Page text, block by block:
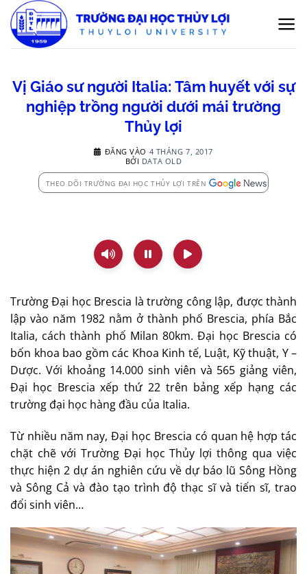
qua
nội
Vị Giáo sư người Italia: Tâm huyết với sự
nghiệp trồng người dưới mái trường
Thủy lợi
ĐĂNG VÀO 4 THÁNG 7, 2017
BỞI DATA OLD
THEO DÕI TRƯỜNG ĐẠI HỌC THỦY LỢI TRÊN
Trường Đại học Brescia là trường công lập, được thành
lập vào năm 1982 nằm ở thành phố Brescia, phía Bắc
Italia, cách thành phố Milan 80km. Đại học Brescia có
bốn khoa bao gồm các Khoa Kinh tế, Luật, Kỹ thuật, Y –
Dược. Với khoảng 14.000 sinh viên và 565 giảng viên,
Đại học Brescia xếp thứ 22 trên bảng xếp hạng các
trường đại học hàng đầu của Italia.
Từ nhiều năm nay, Đại học Brescia có quan hệ hợp tác
chặt chẽ với Trường Đại học Thủy lợi thông qua việc
thực hiện 2 dự án nghiên cứu về dự báo lũ Sông Hồng
và Sông Cả và đào tạo trình độ thạc sĩ và tiến sĩ, trao
đổi sinh viên…